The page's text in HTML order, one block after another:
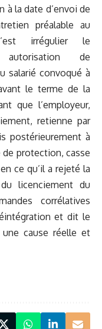
à la date d’envoi de
préalable au
irrégulier le
de
salarié convoqué à
le terme de la
que l’employeur,
retienne par
postérieurement à
de protection, casse
ce qu’il a rejeté la
licenciement du
corrélatives
et dit le
cause réelle et